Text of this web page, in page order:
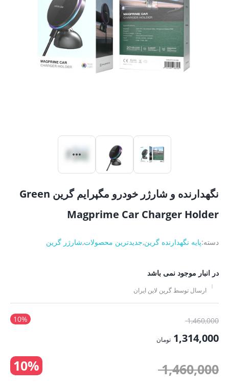
نگهدارنده و شارژر خودرو مگپرایم گرین Green
Magprime Car Charger Holder
دسته:پایه نگهدارنده گرین,جدیدترین محصولات,شارژر گرین
در انبار موجود نمی باشد
ارسال توسط گرین لاین ایران
10% 1,460,000قیمت
اصلی:
بود.
1,314,000 تومان
فعلی:
10% 1,460,000